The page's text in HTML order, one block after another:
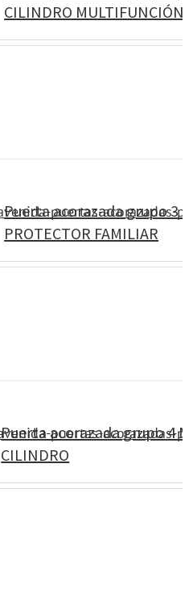
CILINDRO MULTIFUNCIÓN
Puerta acorazada grupo 3
PROTECTOR FAMILIAR
Puerta acorazada grupo 4
CILINDRO